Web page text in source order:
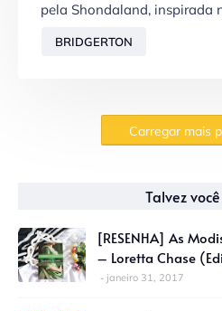
pela Shondaland, inspirada
BRIDGERTON
Carregar mais
Talvez
[RESENHA] As
– Loretta Chase
janeiro 31, 2017